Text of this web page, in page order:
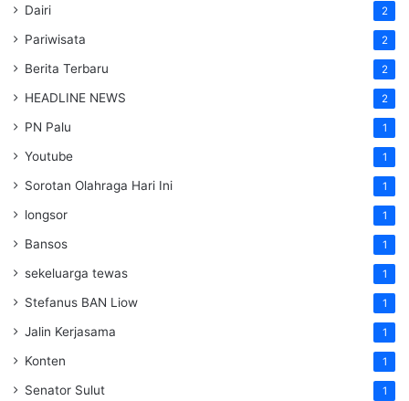
Dairi 2
Pariwisata 2
Berita Terbaru 2
HEADLINE NEWS 2
PN Palu 1
Youtube 1
Sorotan Olahraga Hari Ini 1
longsor 1
Bansos 1
sekeluarga tewas 1
Stefanus BAN Liow 1
Jalin Kerjasama 1
Konten 1
Senator Sulut 1